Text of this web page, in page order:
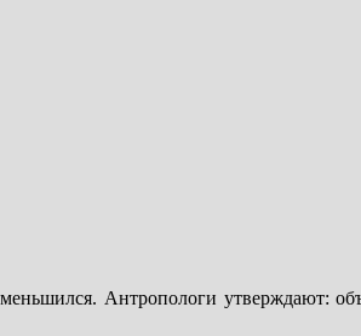
Антропологи утверждают: